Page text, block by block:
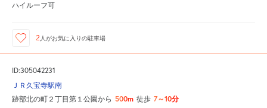
ハイルーフ可
2 人がお気に入りの駐車場
ID:305042231
ＪＲ久宝寺駅南
跡部北の町２丁目第１公園から 500m 徒歩 7～10分